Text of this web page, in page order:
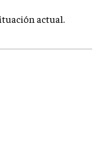
actual.